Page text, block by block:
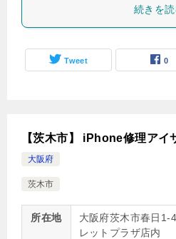
続きを
Tweet 0
【茨木市】 iPhone修理アイ
大阪府
茨木市
所在地
大阪府茨木市春日1-
レットプラザ店内